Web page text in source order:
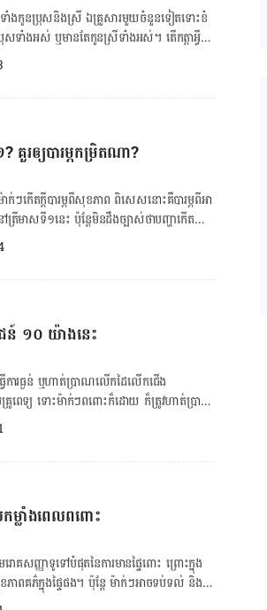
ាប់អាចធ្វើឱ្យមាត់ម៉ាក់ៗស្រស់ស្រាយ និង​ជួយ
ម៉ាក់ៗអាចខ្ពុរមាត់ជាមួយទឹកអំបិល ២-៣ ដងក្នុង
អំបិល ១ស្លាបព្រាកាហ្វេជាមួយទឹកក្តៅឧណ្ហៗ
មានសំណើម និងជួយកាត់បន្ថយរសជាតិមិនល្អ
ផ្លាស់ប្តូរ​វីតាមីន​បំប៉នសម្រាប់ស្រ្តីមានផ្ទៃពោះ។ ៧.
ស៊ូអាចផ្លាស់ប្តូររសជាតិនៅក្នុងមាត់របស់ម៉ាក់ៗ និង
ទៃពោះអាចធ្វើឱ្យម៉ាក់ៗរើសអាហារ ឬញុំាអាហារ
ៅបានដើម្បីសុខភាពម្តាយ និងកូនក្នុងផ្ទៃ។ ជាទូទៅ
ស្ត្រូសែនមានស្ថិរភាព។
ាំងកូនប្រុសនិងស្រី ឯគ្រួសារមួយចំនួនទៀតទោះខំ
ងអស់ ឬមានតែ​កូនស្រីទាំងអស់។ តើកត្តាអ្វីខ្លះ
បានពីមេជីវិតឈ្មោលរបស់ប៉ា និងមួយទៀតបាន​ពី
ពីរ (XX) ឯប៉ាវិញមានក្រូម៉ូសូមភេទ X មួយ និង
ៀមបង្កកំណើតរបស់ម៉ាក់
ក្រូម៉ូសូមភេទ X មួយ ឬ Y មួយ។ ប្រសិនបើមេ
ទ Y ជួបជាមួយ​ស៊ុតត្រៀមបង្កកំណើតរបស់​ម៉ាក់
ហ្សែនដែលចែកចេញជា ២ […]
គួរ​ឲ្យ​បារម្ភ​កម្រិត​ណា?
ៗ​កើត​ក្តី​បារម្ភ​ពី​សុខភាព ពិសេស​នោះ​គឺ​បារម្ភ​ពី​អា​
រី​មាស​ទី១នេះ ប៉ុន្តែ​មិន​ដឹង​ច្បាស់​ថា​បញ្ហា​​កើត​
ហា​ធ្លាក់​ឈាម ហើយ​វា​អាច​ជា​សញ្ញា​អាសន្ន​ដែល​
ញ្ហា​ធ្លាក់​ឈាម​​នៅ​ត្រី​មាស​ទី១នេះ​អាច​ជា​ផ្ដល់​ផល​
រ័យ​លើ​បរិមាណ​នៃ​ការ​ធ្លាក់​ឈាម និង​រោគ​សញ្ញា​
ថ្ងៃសម្រាលកូន ចុច
ស្បូន – កូន​ពង – រលាក​មាត់​ស្បូន រោគ​សញ្ញា​
ដូច​កណ្ដាល​នៃ​វដ្ដ​រដូវ ពណ៌​ក្រហម ឬ​ក្រ​ម៉ៅ […]
១០ យ៉ាងនេះ
ារ​ធ្ងន់ ឬ​ហាត់​ប្រាណ​លើក​ដៃ​លើក​ជើង
គ្រូពេទ្យ ទោះ​ម៉ាក់ៗ​ពពោះ​ក៏​ដោយ ក៏​ត្រូវ​ហាត់​ប្រាណ​
ហែល​ទឹក​ពេល​ពពោះ ច្បាស់​ជា​ទទួល​បាន​អត្ថ
ក់ៗ​ពពោះ​ច្បាស់​ជា​បារម្ភ​ពី​សុវត្ថិភាព​ខ្លួន និង​
បារម្ភ​នោះទេ ពោល​គឺ​ការ​ហែល​ទឹក​ពេល​ពពោះ​មាន​
ោង​តាម​វេជ្ជបណ្ឌិត Lucky Sekhon ឯកទេស
ជា​កីឡា​មួយដែល​មាន​ផល​ប៉ះពាល់​ទាប មិន​បង្ក​
ខភាព​ម៉ាក់ៗ និង​អា​អូន​ក្នុង​ផ្ទៃ​ឡើយ។ គណនា
េះ ជួយ​ឲ្យ​ម៉ាក់ៗ​មាន​អារម្មណ៍​ស្រាល​ខ្លួន​ជាង​មុន
ើង និង​មិន​ស្រណុក​ស្រួលលើរាងកាយ ពង្រឹង​សាច់​ដុំ​
រៈ​ឈឺ​ចុក​ចាប់​ឆ្អឹង​ខ្នង ជួយ​សម្រួល​ដល់​សុខភាព​
លាំងពេលពពោះ
ញ្ញា​ទូទៅ​បំផុត​នៃ​ការ​មាន​ផ្ទៃពោះ ព្រោះ​ក្នុង​
ាព​គភ៌​ក្នុង​ផ្ទៃ​ផង។ ប៉ុន្តែ ម៉ាក់​ៗ​អាច​ទប់​ទល់ និង​
ាង​ក្រោម​នេះ​ជា​ប្រចាំ​ដូច​ជា៖ ១. ជ្រើស​រើស​